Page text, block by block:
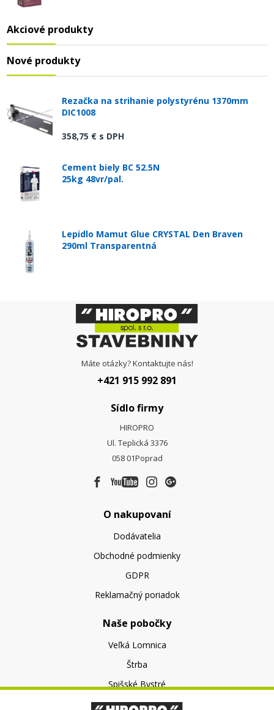
Akciové produkty
Nové produkty
Rezačka na strihanie polystyrénu 1370mm
DIC1008
358,75 € s DPH
Cement biely BC 52.5N
25kg 48vr/pal.
Lepidlo Mamut Glue CRYSTAL Den Braven
290ml Transparentná
Máte otázky? Kontaktujte nás!
+421 915 992 891
Sídlo firmy
HIROPRO
Ul. Teplická 3376
058 01Poprad
O nakupovaní
Dodávatelia
Obchodné podmienky
GDPR
Reklamačný poriadok
Naše pobočky
Veľká Lomnica
Štrba
Spišské Bystré